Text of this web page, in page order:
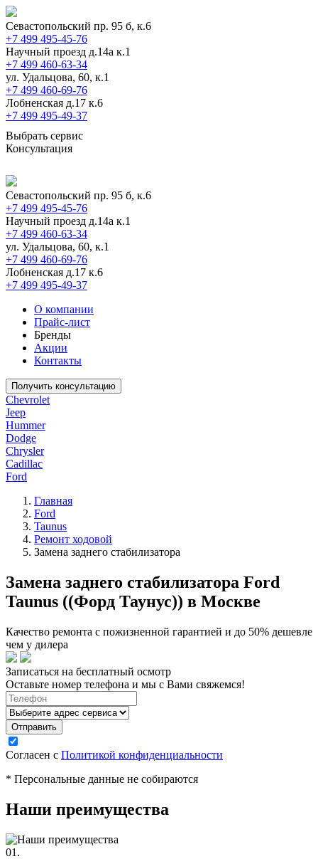
Севастопольский пр. 95 б, к.6
+7 499 495-45-76
Научный проезд д.14а к.1
+7 499 460-63-34
ул. Удальцова, 60, к.1
+7 499 460-69-76
Лобненская д.17 к.6
+7 499 495-49-37
Выбрать сервис
Консультация
Севастопольский пр. 95 б, к.6
+7 499 495-45-76
Научный проезд д.14а к.1
+7 499 460-63-34
ул. Удальцова, 60, к.1
+7 499 460-69-76
Лобненская д.17 к.6
+7 499 495-49-37
О компании
Прайс-лист
Бренды
Акции
Контакты
Получить консультацию
Chevrolet
Jeep
Hummer
Dodge
Chrysler
Cadillac
Ford
Главная
Ford
Taunus
Ремонт ходовой
Замена заднего стабилизатора
Замена заднего стабилизатора Ford
Taunus ((Форд Таунус)) в Москве
Качество ремонта с пожизненной гарантией и до 50% дешевле
чем у дилера
Записаться на бесплатный осмотр
Оставьте номер телефона и мы с Вами свяжемся!
Согласен с Политикой конфиденциальности
* Персональные данные не собираются
Наши преимущества
01.